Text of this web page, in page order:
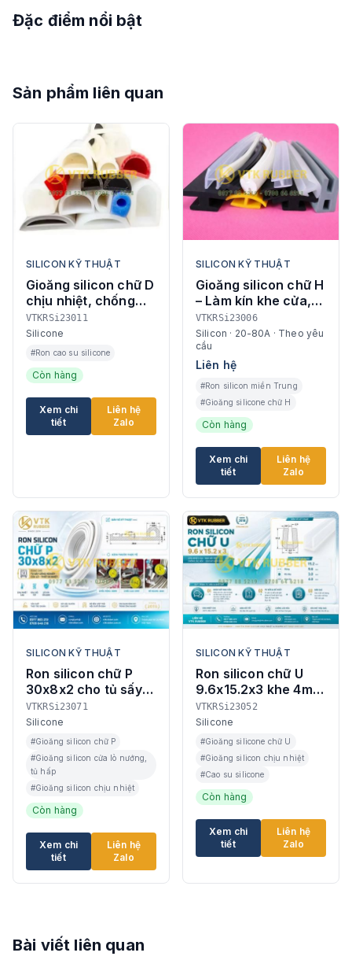
Đặc điểm nổi bật
Sản phẩm liên quan
SILICON KỸ THUẬT
Gioăng silicon chữ D
chịu nhiệt, chống
bụi kín khít
VTKRSi23011
Silicone
#Ron cao su silicone
Còn hàng
Xem chi
tiết
Liên hệ
Zalo
SILICON KỸ THUẬT
Gioăng silicon chữ H
– Làm kín khe cửa,
chịu nhiệt, chống
thấm hiệu quả
VTKRSi23006
Silicon · 20-80A · Theo yêu
cầu
Liên hệ
#Ron silicon miền Trung
#Gioăng silicone chữ H
Còn hàng
Xem chi
tiết
Liên hệ
Zalo
SILICON KỸ THUẬT
Ron silicon chữ P
30x8x2 cho tủ sấy
chịu nhiệt tại Khánh
Hòa
VTKRSi23071
Silicone
#Gioăng silicon chữ P
#Gioăng silicon cửa lò nướng,
tủ hấp
#Gioăng silicon chịu nhiệt
Còn hàng
Xem chi
tiết
Liên hệ
Zalo
SILICON KỸ THUẬT
Ron silicon chữ U
9.6x15.2x3 khe 4mm
cho cửa máy tại Huế
VTKRSi23052
Silicone
#Gioăng silicone chữ U
#Gioăng silicon chịu nhiệt
#Cao su silicone
Còn hàng
Xem chi
tiết
Liên hệ
Zalo
Bài viết liên quan